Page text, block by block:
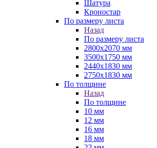
Шатура
Кроностар
По размеру листа
Назад
По размеру листа
2800х2070 мм
3500х1750 мм
2440х1830 мм
2750х1830 мм
По толщине
Назад
По толщине
10 мм
12 мм
16 мм
18 мм